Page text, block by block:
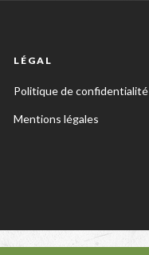
LÉGAL
Politique de confidentialité
Mentions légales